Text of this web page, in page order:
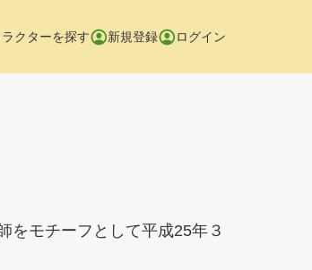
クターを探す 新規登録 ログイン
をモチーフとして平成25年３